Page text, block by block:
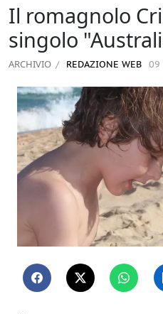
Il romagnolo
singolo
ARCHIVIO REDAZIONE WEB 09